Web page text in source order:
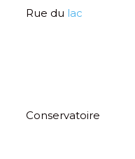
Rue du lac
Conservatoire